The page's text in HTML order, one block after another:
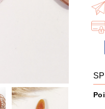
je t'aime
n'a jamais été aussi simple :
POUR QUI ?